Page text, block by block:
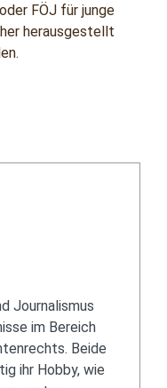
FÖJ für junge
herausgestellt
Journalismus
im Bereich
Beide
ihr Hobby, wie